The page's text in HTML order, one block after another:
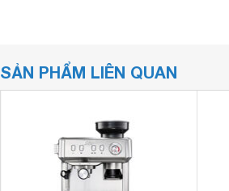
SẢN PHẨM LIÊN QUAN